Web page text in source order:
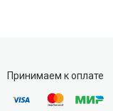
Принимаем к оплате